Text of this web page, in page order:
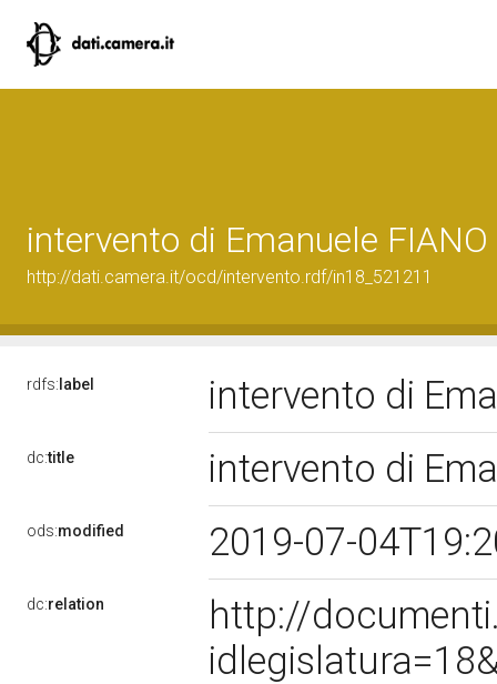
intervento di Emanuele FIANO
http://dati.camera.it/ocd/intervento.rdf/in18_521211
rdfs: label intervento di
dc:title intervento di
ods:modified 2019-07-
dc:relation
http://